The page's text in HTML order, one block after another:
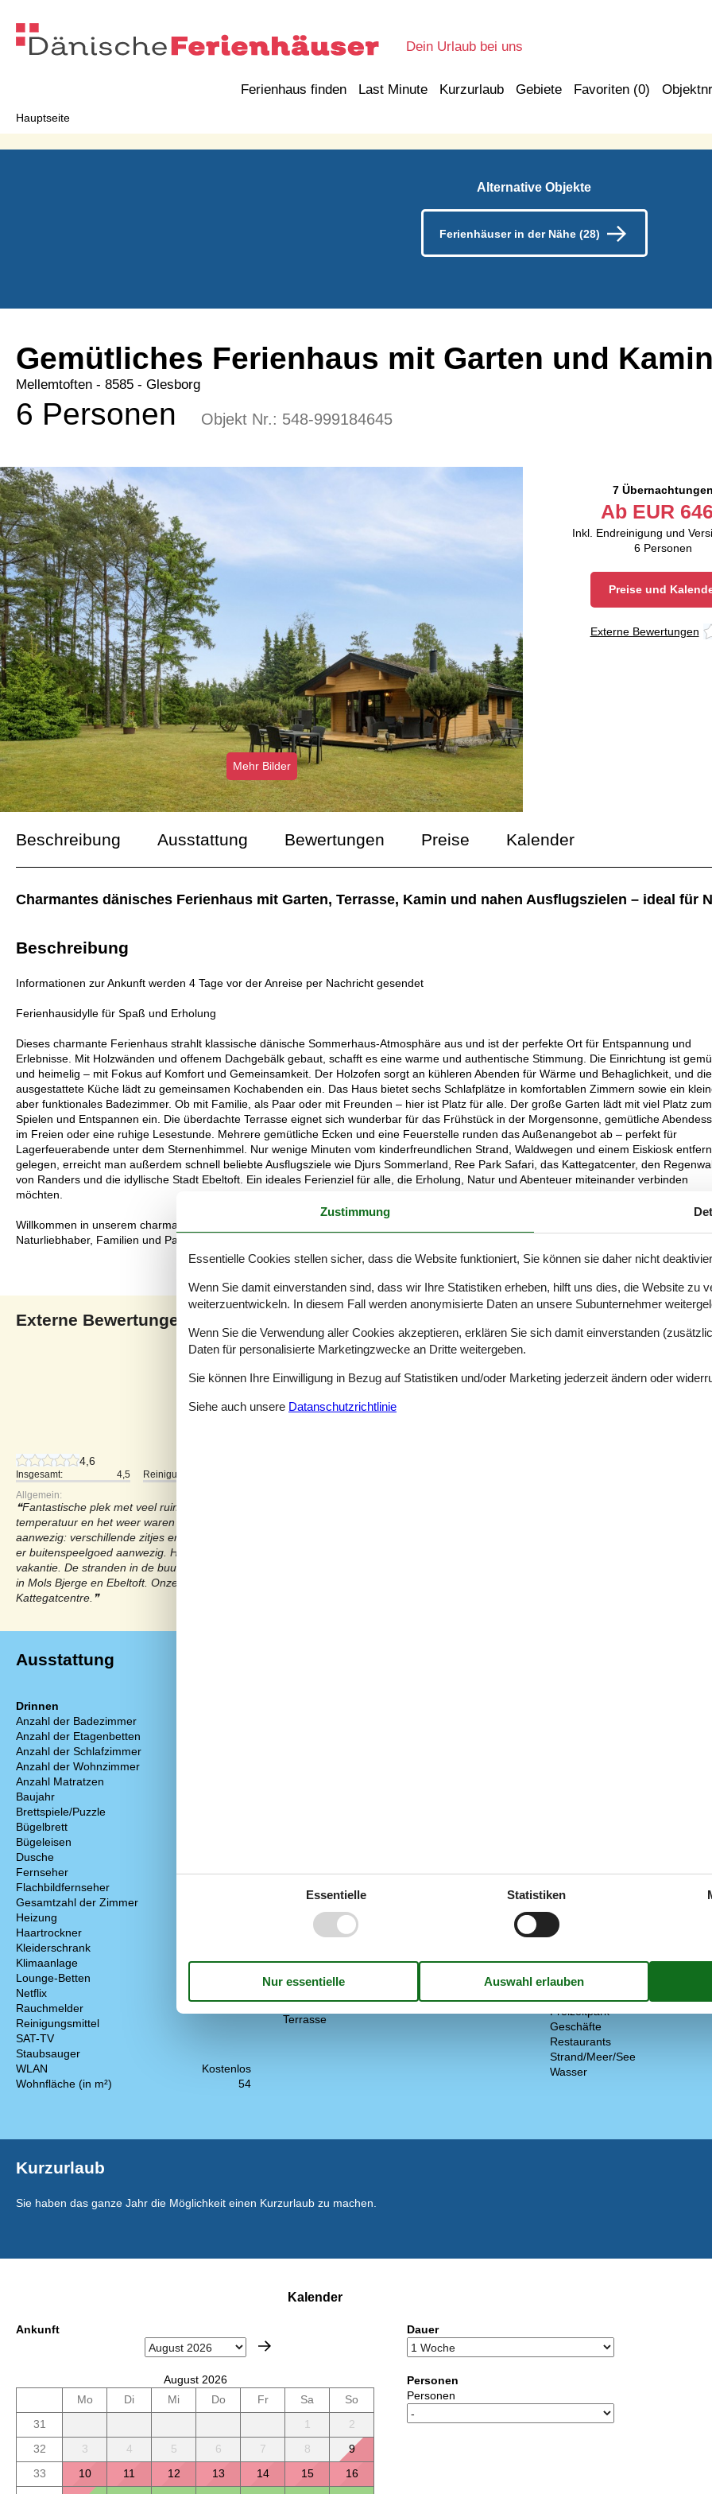
Dein Urlaub bei uns
Ferienhaus finden Last Minute Kurzurlaub Gebiete Favoriten (0)
Hauptseite
Alternative Objekte
Ferienhäuser in der Nähe (28)
Gemütliches Ferienhaus mit Garten und
Mellemtoften - 8585 - Glesborg
6 Personen Objekt Nr.: 548-999184645
Mehr Bilder
7
Ab EUR
Inkl. Endreinigung und
6 Personen
Preise und
Externe Bewertungen
Beschreibung Ausstattung Bewertungen Preise Kalender
Charmantes dänisches Ferienhaus mit Garten, Terrasse, Kamin und nahen Ausflugszielen – ideal für
Beschreibung
Informationen zur Ankunft werden 4 Tage vor der Anreise per Nachricht gesendet
Ferienhausidylle für Spaß und Erholung
Dieses charmante Ferienhaus strahlt klassische dänische Sommerhaus-Atmosphäre aus und ist der perfekte Ort für Entspannung und
Erlebnisse. Mit Holzwänden und offenem Dachgebälk gebaut, schafft es eine warme und authentische Stimmung. Die Einrichtung ist
und heimelig – mit Fokus auf Komfort und Gemeinsamkeit. Der Holzofen sorgt an kühleren Abenden für Wärme und Behaglichkeit, und
ausgestattete Küche lädt zu gemeinsamen Kochabenden ein. Das Haus bietet sechs Schlafplätze in komfortablen Zimmern sowie ein
aber funktionales Badezimmer. Ob mit Familie, als Paar oder mit Freunden – hier ist Platz für alle. Der große Garten lädt mit viel Platz zum
Spielen und Entspannen ein. Die überdachte Terrasse eignet sich wunderbar für das Frühstück in der Morgensonne, gemütliche
im Freien oder eine ruhige Lesestunde. Mehrere gemütliche Ecken und eine Feuerstelle runden das Außenangebot ab – perfekt für
Lagerfeuerabende unter dem Sternenhimmel. Nur wenige Minuten vom kinderfreundlichen Strand, Waldwegen und einem Eiskiosk
gelegen, erreicht man außerdem schnell beliebte Ausflugsziele wie Djurs Sommerland, Ree Park Safari, das Kattegatcenter, den
von Randers und die idyllische Stadt Ebeltoft. Ein ideales Ferienziel für alle, die Erholung, Natur und Abenteuer miteinander verbinden
möchten.
Willkommen in unserem charmanten, gepflegten Blockhaus mit viel Außenbereich, idyllisch gelegen inmitten der Natur. Perfekt für
Naturliebhaber, Familien und Paare, die Ruhe und Idylle suchen.
Externe Bewertungen
4,6
4,6
Insgesamt: 4,5 Reinigung:
Allgemein:
Fantastische plek met veel ruimte om het huis. Ook de kinderen hebben hiervan genoten. De
temperatuur en het weer waren goed, waardoor we veel buiten waren. Alles was hiervoor
aanwezig: verschillende zitjes en tafels, parasol, bbq en bijna elke avond een kampvuur! Ook was
er buitenspeelgoed aanwezig. Het inventaris was compleet. Dit alles maakte het een heerlijke
vakantie. De stranden in de buurt waren mooi, met name Fellerup. Prachtige wandeling gemaakt
in Mols Bjerge en Ebeltoft. Onze kinderen, en wij ook waren erg te spreken over het
Kattegatcentre.
Siehe Häuser
Ausstattung
Drinnen
Anzahl der Badezimmer
Anzahl der Etagenbetten
Anzahl der Schlafzimmer
Anzahl der Wohnzimmer
Anzahl Matratzen
Baujahr
Brettspiele/Puzzle
Bügelbrett
Bügeleisen
Dusche
Fernseher
Flachbildfernseher
Gesamtzahl der Zimmer
Heizung
Haartrockner
Kleiderschrank
Klimaanlage
Lounge-Betten
Netflix
Rauchmelder
Reinigungsmittel
SAT-TV
Staubsauger
WLAN
Kostenlos
Wohnfläche (in m²)
54
Toaster
Wasserkocher
Weingläser
Draussen
Garten
Gartenmöbel
Grill
Parken
Kostenlos
Terrasse
Haus hat ein romantisches
Livemusik/Performance
Privater Eingang
Radfahren
Freizeitpark
Geschäfte
Restaurants
Strand/Meer/See
Wasser
Kurzurlaub
Sie haben das ganze Jahr die Möglichkeit einen Kurzurlaub zu machen.
Kalender
Ankunft
August 2026
Mo
Di Mi Do Fr Sa
So
31
1
2
32
3 4 5 6 7 8
9
33
10 11 12 13 14 15
16
Dauer
Personen
Personen
Zustimmung
Essentielle Cookies stellen sicher, dass die Website funktioniert, Sie können sie daher nicht
Wenn Sie damit einverstanden sind, dass wir Ihre Statistiken erheben, hilft uns dies, die Website zu
weiterzuentwickeln. In diesem Fall werden anonymisierte Daten an unsere Subunternehmer
Wenn Sie die Verwendung aller Cookies akzeptieren, erklären Sie sich damit einverstanden
Daten für personalisierte Marketingzwecke an Dritte weitergeben.
Sie können Ihre Einwilligung in Bezug auf Statistiken und/oder Marketing jederzeit ändern oder
Siehe auch unsere Datanschutzrichtlinie
Essentielle Statistiken